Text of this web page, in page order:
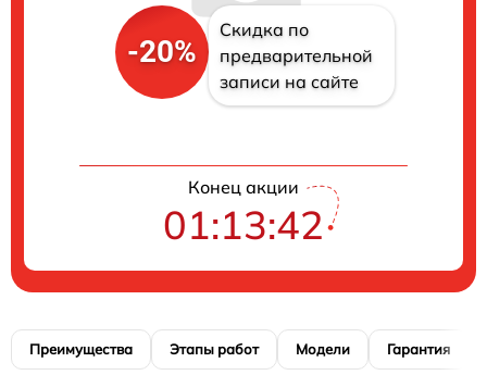
-20%
Скидка по
предварительной
записи на сайте
Конец акции
01:13:41
Преимущества Этапы работ Модели Гарантия